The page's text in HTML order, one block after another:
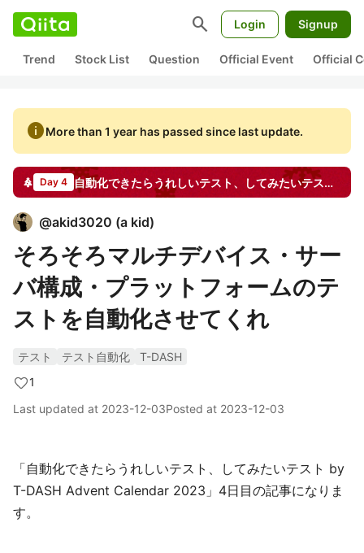
search Login Signup
Trend Stock List Question Official Event Official
infoMore than 1 year has passed since last update.
Day 4 自動化できたらうれしいテスト、してみたいテスト by T-DASH
@akid3020 (a kid)
そろそろマルチデバイス・サー
バ構成・プラットフォームのテ
ストを自動化させてくれ
テスト テスト自動化
T-DASH
1
Last updated at 2023-12-03Posted at 2023-12-03
「自動化できたらうれしいテスト、してみたいテスト by
T-DASH Advent Calendar 2023」4日目の記事になりま
す。